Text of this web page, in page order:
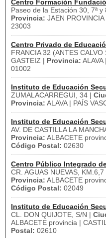
Centro Formación
Paseo de la Estación 30, 7ª y
Provincia: JAEN
23003
Centro Privado de
FRANCIA 32 (ANTES CALVO
GASTEIZ | Provincia: ALAVA
01002
Instituto de Educación
ZUMALACARREGUI, 34 |
Provincia: ALAVA | PAÍS
Instituto de Educación
AV. DE CASTILLA LA
Provincia: ALBACETE
Código Postal: 02630
Centro Público Integrado
CR. AGUAS NUEVAS, KM.6,7
Provincia: ALBACETE
Código Postal: 02049
Instituto de Educación
CL. DON QUIJOTE, S/N |
ALBACETE provincia |
Postal: 02610